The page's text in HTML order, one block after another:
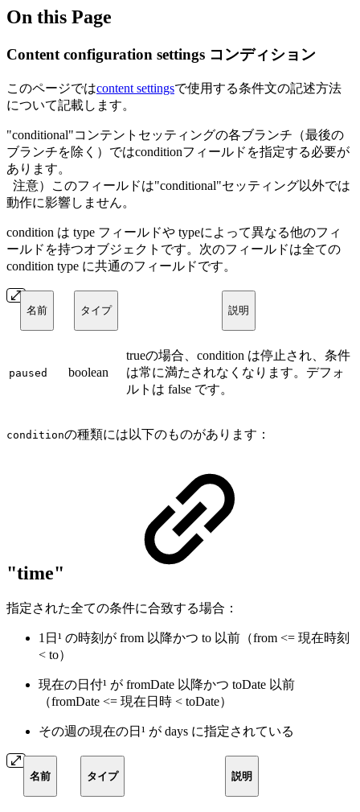
On this Page
Content configuration settings コンディション
このページではcontent settingsで使用する条件文の記述方法
について記載します。
"conditional"コンテントセッティングの各ブランチ（最後の
ブランチを除く）ではconditionフィールドを指定する必要が
あります。
注意）このフィールドは"conditional"セッティング以外では
動作に影響しません。
condition は type フィールドや typeによって異なる他のフィ
ールドを持つオブジェクトです。次のフィールドは全ての
condition type に共通のフィールドです。
名前 タイプ 説明
paused boolean
trueの場合、condition は停止され、条件
は常に満たされなくなります。デフォ
ルトは false です。
conditionの種類には以下のものがあります：
"time"
指定された全ての条件に合致する場合：
1日¹ の時刻が from 以降かつ to 以前（from <= 現在時刻
< to）
現在の日付¹ が fromDate 以降かつ toDate 以前
（fromDate <= 現在日時 < toDate）
その週の現在の日¹ が days に指定されている
名前 タイプ 説明